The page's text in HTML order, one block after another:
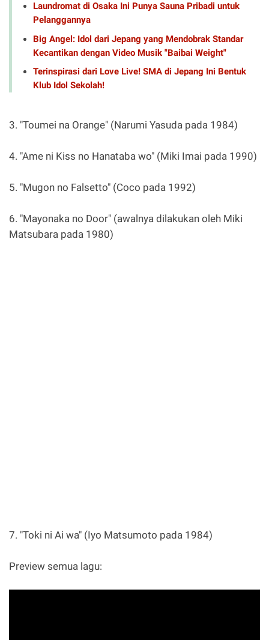
Laundromat di Osaka Ini Punya Sauna Pribadi untuk
Pelanggannya
Big Angel: Idol dari Jepang yang Mendobrak Standar
Kecantikan dengan Video Musik "Baibai Weight"
Terinspirasi dari Love Live! SMA di Jepang Ini Bentuk
Klub Idol Sekolah!
3. "Toumei na Orange" (Narumi Yasuda pada 1984)
4. "Ame ni Kiss no Hanataba wo" (Miki Imai pada 1990)
5. "Mugon no Falsetto" (Coco pada 1992)
6. "Mayonaka no Door" (awalnya dilakukan oleh Miki
Matsubara pada 1980)
7. "Toki ni Ai wa" (Iyo Matsumoto pada 1984)
Preview semua lagu: